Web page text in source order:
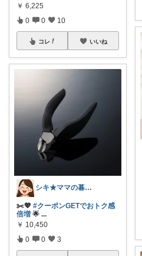
￥ 6,225
0 0 10
コレ いいね
シキ★ママの暮らし、キッズ
✂️💖 #クーポンGETでおトク感
倍増 🌟 ...
￥ 10,450
0 0 3